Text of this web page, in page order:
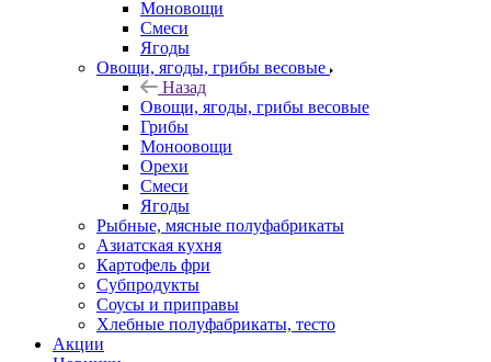
Моновощи
Смеси
Ягоды
Овощи, ягоды, грибы весовые
Назад
Овощи, ягоды, грибы весовые
Грибы
Моноовощи
Орехи
Смеси
Ягоды
Рыбные, мясные полуфабрикаты
Азиатская кухня
Картофель фри
Субпродукты
Соусы и приправы
Хлебные полуфабрикаты, тесто
Акции